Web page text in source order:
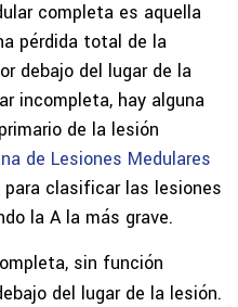
completa es aquella
pérdida total de la
debajo del lugar de la
incompleta, hay alguna
de la lesión
de Lesiones Medulares
clasificar las lesiones
la A la más grave.
sin función
del lugar de la lesión.